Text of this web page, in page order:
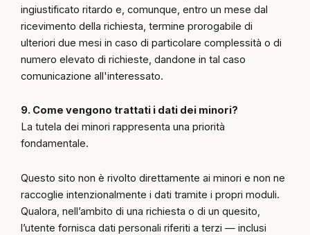
ingiustificato ritardo e, comunque, entro un mese dal
ricevimento della richiesta, termine prorogabile di
ulteriori due mesi in caso di particolare complessità o di
numero elevato di richieste, dandone in tal caso
comunicazione all'interessato.
9. Come vengono trattati i dati dei minori?
La tutela dei minori rappresenta una priorità
fondamentale.
Questo sito non è rivolto direttamente ai minori e non ne
raccoglie intenzionalmente i dati tramite i propri moduli.
Qualora, nell’ambito di una richiesta o di un quesito,
l’utente fornisca dati personali riferiti a terzi — inclusi